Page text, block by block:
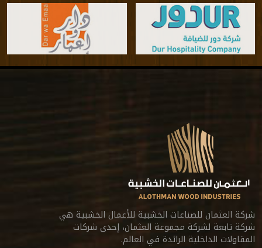
شركة العثمان للصناعات الخشبية للأعمال الخشبية هي
شركة تابعة لشركة مجموعة العثمان، إحدى شركات
المقاولات الداخلية الرائدة في العالم.